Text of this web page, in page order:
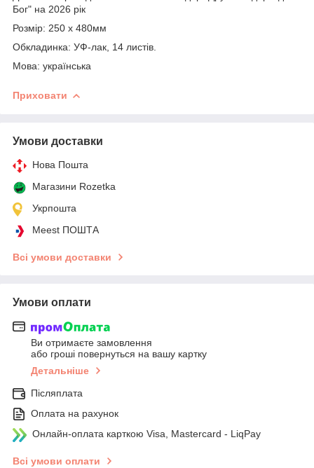
Бог" на 2026 рік
Розмір: 250 х 480мм
Обкладинка: УФ-лак, 14 листів.
Мова: українська
Приховати
Умови доставки
Нова Пошта
Магазини Rozetka
Укрпошта
Meest ПОШТА
Всі умови доставки
Умови оплати
Ви отримаєте замовлення
або гроші повернуться на вашу картку
Детальніше
Післяплата
Оплата на рахунок
Онлайн-оплата карткою Visa, Mastercard - LiqPay
Всі умови оплати